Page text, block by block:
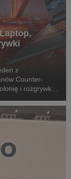
z
Counter-
i rozgrywki
nowej p...